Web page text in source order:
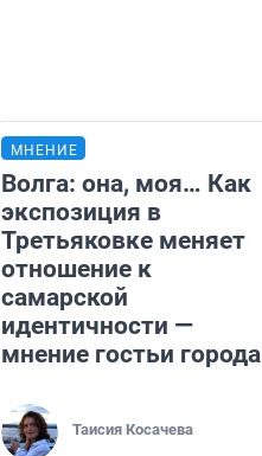
МНЕНИЕ
Волга: она, моя… Как
экспозиция в
Третьяковке меняет
отношение к
самарской
идентичности —
мнение гостьи города
Таисия Косачева